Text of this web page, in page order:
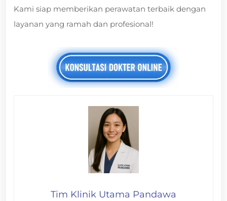
Kami siap memberikan perawatan terbaik dengan
layanan yang ramah dan profesional!
Tim Klinik Utama Pandawa